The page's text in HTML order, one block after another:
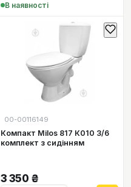
В наявності
00-00116149
Компакт Milos 817 К010 3/6
комплект з сидінням
3 350 ₴